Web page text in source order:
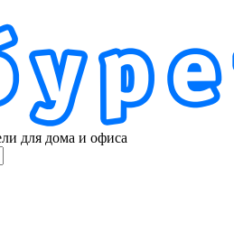
для дома и офиса